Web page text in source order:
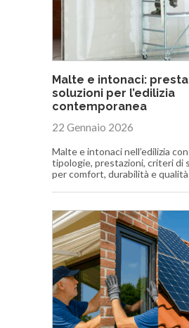
Malte e intonaci:
soluzioni per l’edilizia
contemporanea
22 Gennaio 2026
Malte e intonaci nell’edilizia
tipologie, prestazioni, criteri di
per comfort, durabilità e qualità